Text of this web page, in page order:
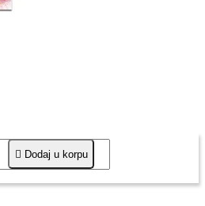
 Dodaj u korpu